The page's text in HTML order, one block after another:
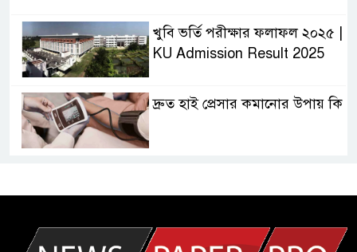
খুবি ভর্তি পরীক্ষার ফলাফল ২০২৫ |
KU Admission Result 2025
দ্রুত হাই প্রেসার কমানোর উপায় কি
| Today Dakhil Exam